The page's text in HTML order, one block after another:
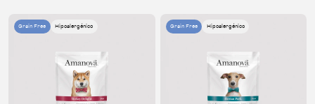
Hipoalergénico
Grain Free Hipoalergénico
Grain Free